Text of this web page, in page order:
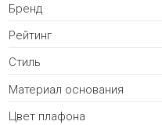
Бренд
Рейтинг
Стиль
Материал основания
Цвет плафона